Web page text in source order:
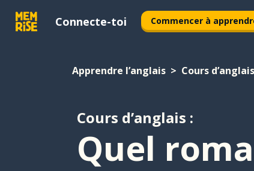
Connecte-toi Commencer à
Apprendre l’anglais Cours
Cours d’anglais :
Quel